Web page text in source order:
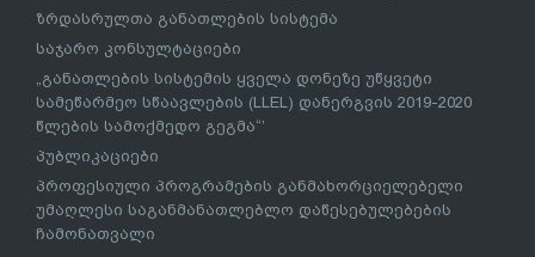
ზრდასრულთა განათლების სისტემა
საჯარო კონსულტაციები
„განათლების სისტემის ყველა დონეზე უწყვეტი
სამეწარმეო სწაავლების (LLEL) დანერგვის 2019-2020
წლების სამოქმედო გეგმა“’
პუბლიკაციები
პროფესიული პროგრამების განმახორციელებელი
უმაღლესი საგანმანათლებლო დაწესებულებების
ჩამონათვალი